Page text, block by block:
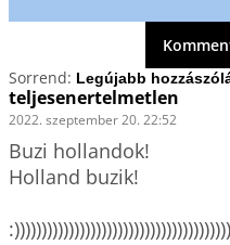
Sorrend:
teljesenertelmetlen
2022. szeptember 20. 22:52
Buzi hollandok!
Holland buzik!